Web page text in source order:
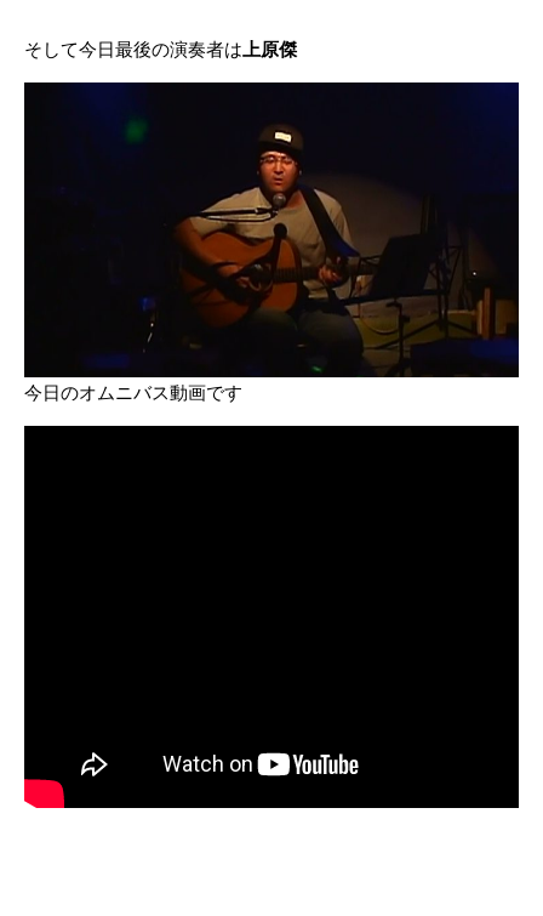
そして今日最後の演奏者は 上原傑
今日のオムニバス動画です